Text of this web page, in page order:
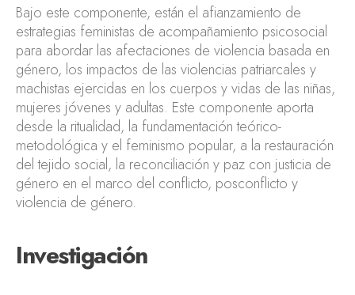
Bajo este componente, están el afianzamiento de
estrategias feministas de acompañamiento psicosocial
para abordar las afectaciones de violencia basada en
género, los impactos de las violencias patriarcales y
machistas ejercidas en los cuerpos y vidas de las niñas,
mujeres jóvenes y adultas. Este componente aporta
desde la ritualidad, la fundamentación teórico-
metodológica y el feminismo popular, a la restauración
del tejido social, la reconciliación y paz con justicia de
género en el marco del conflicto, posconflicto y
violencia de género.
Investigación